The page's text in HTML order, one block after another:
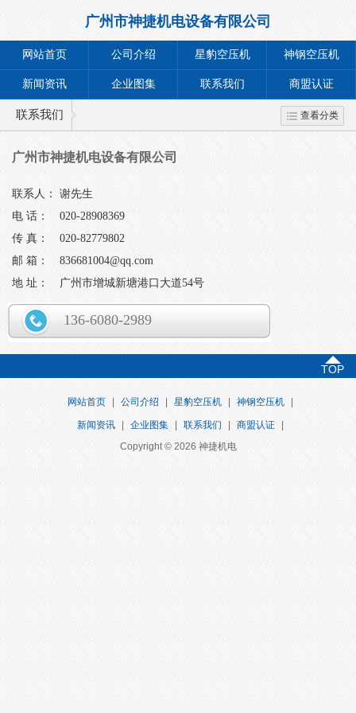
广州市神捷机电设备有限公司
网站首页 公司介绍 星豹空压机 神钢空压机
新闻资讯 企业图集 联系我们 商盟认证
联系我们 查看分类
广州市神捷机电设备有限公司
联系人：
谢先生
电 话：
020-28908369
传 真：
020-82779802
邮 箱：
836681004@qq.com
地 址：
广州市增城新塘港口大道54号
136-6080-2989
TOP
网站首页 公司介绍 星豹空压机 神钢空压机
新闻资讯 企业图集 联系我们 商盟认证
Copyright © 2026 神捷机电